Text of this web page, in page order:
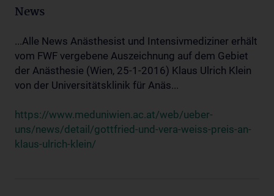
News
...Alle News Anästhesist und Intensivmediziner erhält
vom FWF vergebene Auszeichnung auf dem Gebiet
der Anästhesie (Wien, 25-1-2016) Klaus Ulrich Klein
von der Universitätsklinik für Anäs...
https://www.meduniwien.ac.at/web/ueber-
uns/news/detail/gottfried-und-vera-weiss-preis-an-
klaus-ulrich-klein/